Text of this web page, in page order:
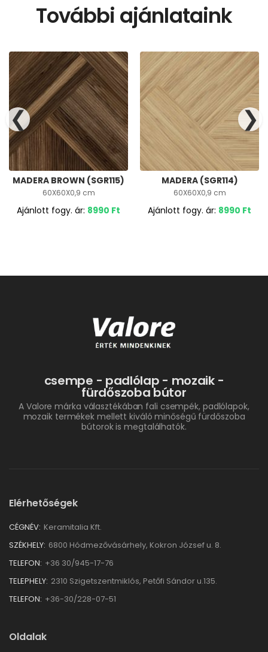
További ajánlataink
MADERA BROWN (SGR115)
60X60X0,9 cm
Ajánlott fogy. ár: 8990 Ft
MADERA (SGR114)
60X60X0,9 cm
Ajánlott fogy. ár: 8990 Ft
❮ ❯
csempe - padlólap - mozaik -
fürdőszoba bútor
A Valore márka választékában fali csempék, padlólapok,
mozaik termékek mellett kiváló minőségű fürdőszoba
bútorok is megtalálhatók.
Elérhetőségek
CÉGNÉV: Keramitalia Kft.
SZÉKHELY: 6800 Hódmezővásárhely, Kokron József u. 8.
TELEFON: +36 30/945-17-76
TELEPHELY: 2310 Szigetszentmiklós, Petőfi Sándor u.135.
TELEFON: +36-30/228-07-51
Oldalak